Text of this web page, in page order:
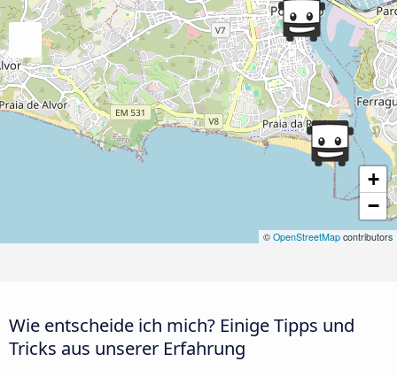
+
−
© OpenStreetMap contributors
Wie entscheide ich mich? Einige Tipps und
Tricks aus unserer Erfahrung